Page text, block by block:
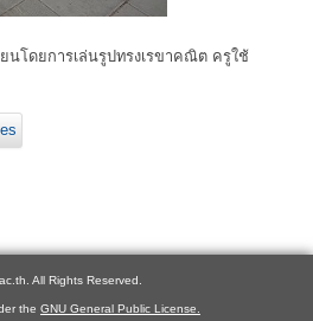
นโดยการเล่นรูปทรงเรขาคณิต ครูใช้
All Rights Reserved.
the GNU General Public License.